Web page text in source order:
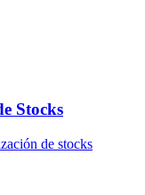
Stocks
de stocks